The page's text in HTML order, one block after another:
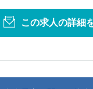
この求人の詳細